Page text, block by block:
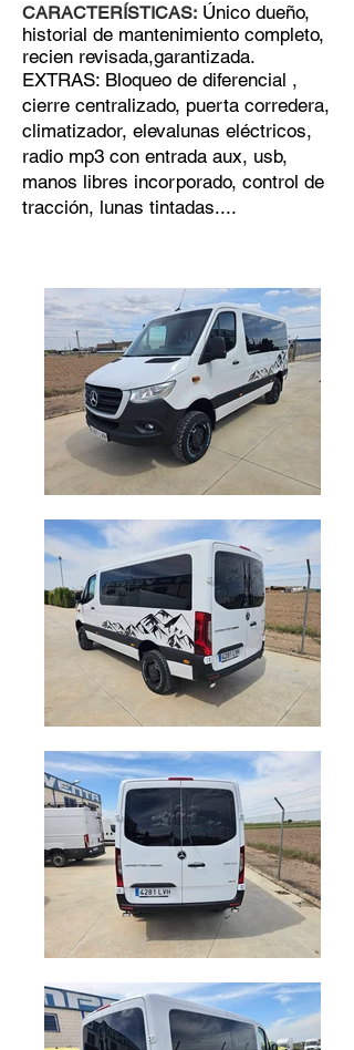
CARACTERÍSTICAS: Único dueño,
historial de mantenimiento completo,
recien revisada,garantizada.
EXTRAS: Bloqueo de diferencial ,
cierre centralizado, puerta corredera,
climatizador, elevalunas eléctricos,
radio mp3 con entrada aux, usb,
manos libres incorporado, control de
tracción, lunas tintadas....